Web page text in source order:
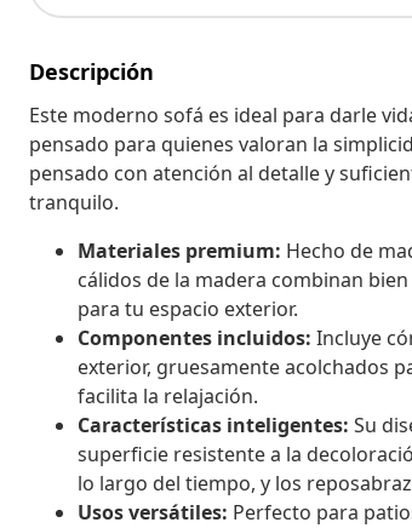
Descripción
Este moderno sofá es ideal para darle
pensado para quienes valoran la
pensado con atención al detalle y
tranquilo.
Materiales premium: Hecho de
cálidos de la madera combinan
para tu espacio exterior.
Componentes incluidos: Incluye
exterior, gruesamente acolchados
facilita la relajación.
Características inteligentes: Su
superficie resistente a la
lo largo del tiempo, y los
Usos versátiles: Perfecto para